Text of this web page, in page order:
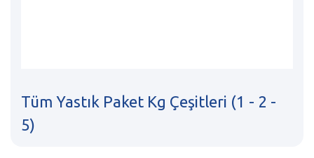
Tüm Yastık Paket Kg Çeşitleri (1 - 2 -
5)